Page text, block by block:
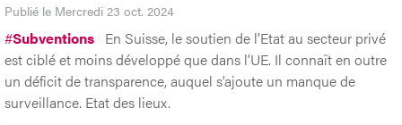
Publié le Mercredi 23 oct. 2024
#Subventions En Suisse, le soutien de l’Etat au secteur privé
est ciblé et moins développé que dans l’UE. Il connaît en outre
un déficit de transparence, auquel s’ajoute un manque de
surveillance. Etat des lieux.